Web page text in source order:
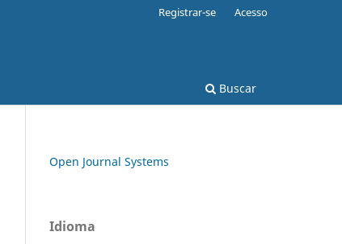
Buscar
Registrar-se Acesso
Open Journal Systems
Idioma